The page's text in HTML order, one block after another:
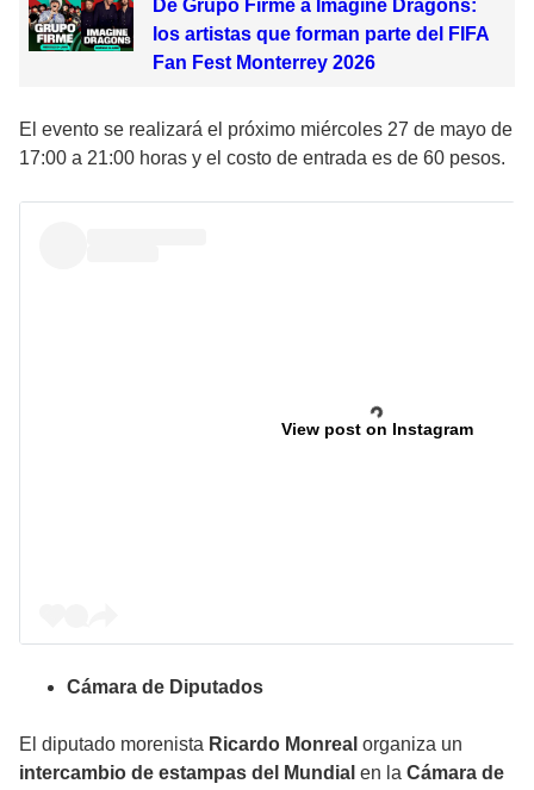
De Grupo Firme a Imagine Dragons:
los artistas que forman parte del FIFA
Fan Fest Monterrey 2026
El evento se realizará el próximo miércoles 27 de mayo de
17:00 a 21:00 horas y el costo de entrada es de 60 pesos.
View post on Instagram
Cámara de Diputados
El diputado morenista Ricardo Monreal organiza un
intercambio de estampas del Mundial en la Cámara de